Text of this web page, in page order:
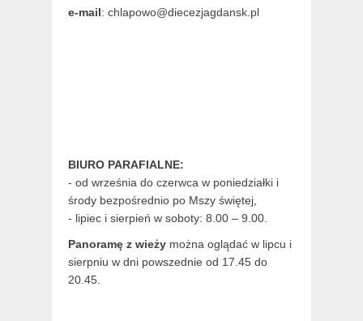
e-mail: chlapowo@diecezjagdansk.pl
BIURO PARAFIALNE:
- od września do czerwca w poniedziałki i
środy bezpośrednio po Mszy świętej,
- lipiec i sierpień w soboty: 8.00 – 9.00.
Panoramę z wieży można oglądać w lipcu i
sierpniu w dni powszednie od 17.45 do
20.45.